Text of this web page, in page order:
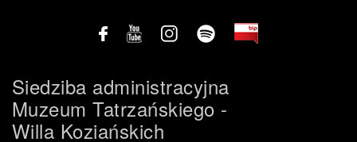
Siedziba administracyjna
Muzeum Tatrzańskiego -
Willa Koziańskich